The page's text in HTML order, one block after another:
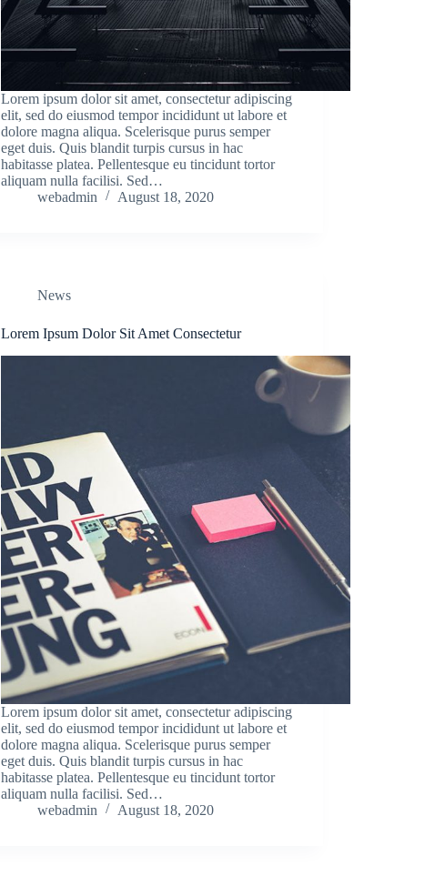
Lorem ipsum dolor sit amet, consectetur adipiscing
elit, sed do eiusmod tempor incididunt ut labore et
dolore magna aliqua. Scelerisque purus semper
eget duis. Quis blandit turpis cursus in hac
habitasse platea. Pellentesque eu tincidunt tortor
aliquam nulla facilisi. Sed…
webadmin
August 18, 2020
News
Lorem Ipsum Dolor Sit Amet Consectetur
Lorem ipsum dolor sit amet, consectetur adipiscing
elit, sed do eiusmod tempor incididunt ut labore et
dolore magna aliqua. Scelerisque purus semper
eget duis. Quis blandit turpis cursus in hac
habitasse platea. Pellentesque eu tincidunt tortor
aliquam nulla facilisi. Sed…
webadmin
August 18, 2020